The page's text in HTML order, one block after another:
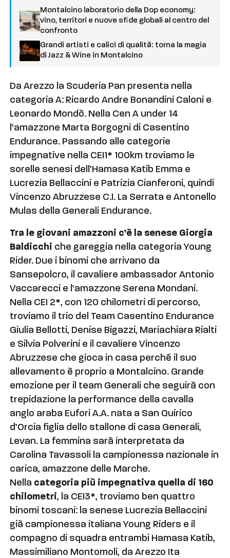
Montalcino laboratorio della Dop economy:
vino, territori e nuove sfide globali al centro del
confronto
Grandi artisti e calici di qualità: torna la magia
di Jazz & Wine in Montalcino
Da Arezzo la Scuderia Pan presenta nella
categoria A: Ricardo Andre Bonandini Caloni e
Leonardo Mondò. Nella Cen A under 14
l’amazzone Marta Borgogni di Casentino
Endurance. Passando alle categorie
impegnative nella CEI1* 100km troviamo le
sorelle senesi dell’Hamasa Katib Emma e
Lucrezia Bellaccini e Patrizia Cianferoni, quindi
Vincenzo Abruzzese C.I. La Serrata e Antonello
Mulas della Generali Endurance.
Tra le giovani amazzoni c’è la senese Giorgia
Baldicchi che gareggia nella categoria Young
Rider. Due i binomi che arrivano da
Sansepolcro, il cavaliere ambassador Antonio
Vaccarecci e l’amazzone Serena Mondani.
Nella CEI 2*, con 120 chilometri di percorso,
troviamo il trio del Team Casentino Endurance
Giulia Bellotti, Denise Bigazzi, Mariachiara Rialti
e Silvia Polverini e il cavaliere Vincenzo
Abruzzese che gioca in casa perché il suo
allevamento è proprio a Montalcino. Grande
emozione per il team Generali che seguirà con
trepidazione la performance della cavalla
anglo araba Eufori A.A. nata a San Quirico
d’Orcia figlia dello stallone di casa Generali,
Levan. La femmina sarà interpretata da
Carolina Tavassoli la campionessa nazionale in
carica, amazzone delle Marche.
Nella categoria più impegnativa quella di 160
chilometri, la CEI3*, troviamo ben quattro
binomi toscani: la senese Lucrezia Bellaccini
già campionessa italiana Young Riders e il
compagno di squadra entrambi Hamasa Katib,
Massimiliano Montomoli, da Arezzo Ita